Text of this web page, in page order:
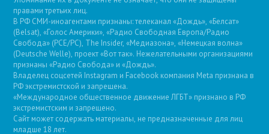
правами третьих лиц.
В РФ СМИ-иноагентами признаны: телеканал «Дождь», «Белсат»
(Belsat), «Голос Америки», «Радио Свободная Европа/Радио
Свобода» (PCE/PC), The Insider, «Медиазона», «Немецкая волна»
(Deutsche Welle), проект «Вот так». Нежелательными организациями
признаны «Радио Свобода» и «Дождь».
Владелец соцсетей Instagram и Facebook компания Metа признана в
РФ экстремистской и запрещена.
«Международное общественное движение ЛГБТ» признано в РФ
экстремистским и запрещено.
Сайт может содержать материалы, не предназначенные для лиц
младше 18 лет.